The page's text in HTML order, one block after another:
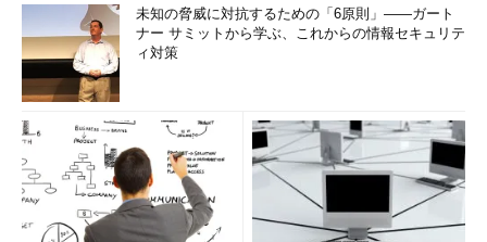
未知の脅威に対抗するための「6原則」――ガート
ナー サミットから学ぶ、これからの情報セキュリテ
ィ対策